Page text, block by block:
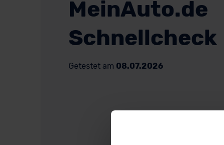
MeinAuto.de
Schnellcheck
Getestet am 08.07.2026